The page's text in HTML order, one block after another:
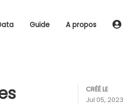
Guide A propos
CRÉÉ LE
Jul 05, 2023